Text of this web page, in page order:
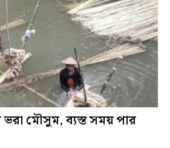
ভরা মৌসুম, ব্যস্ত সময় পার